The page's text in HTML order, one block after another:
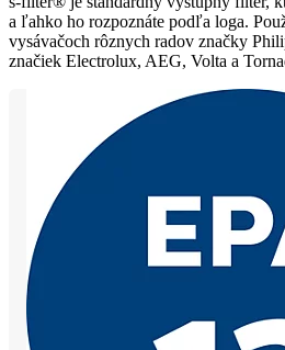
a ľahko ho rozpoznáte podľa loga.
vysávačoch rôznych radov značky
značiek Electrolux, AEG, Volta a